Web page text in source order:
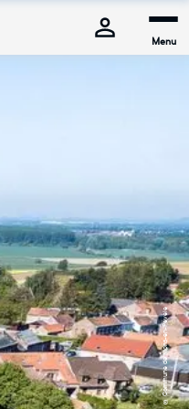
Menu
© Commune de Mons-en-Pévèle